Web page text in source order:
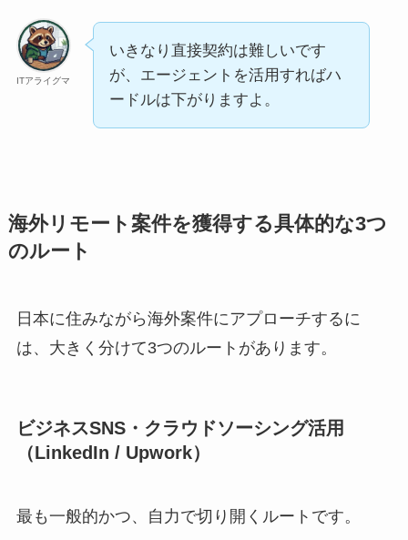
ITアライグマ
いきなり直接契約は難しいです
が、エージェントを活用すればハ
ードルは下がりますよ。
海外リモート案件を獲得する具体的な3つ
のルート
日本に住みながら海外案件にアプローチするに
は、大きく分けて3つのルートがあります。
ビジネスSNS・クラウドソーシング活用
（LinkedIn / Upwork）
最も一般的かつ、自力で切り開くルートです。